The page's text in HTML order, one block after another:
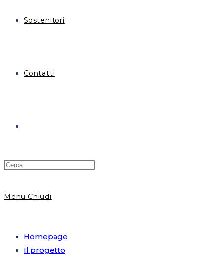
Sostenitori
Contatti
Menu Chiudi
Homepage
Il progetto